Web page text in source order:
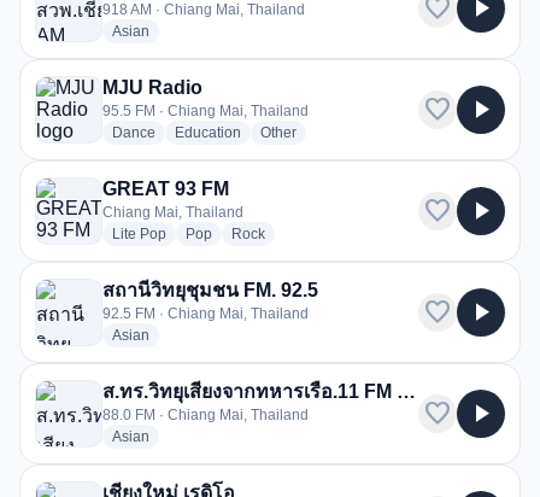
918 AM · Chiang Mai, Thailand
Asian
favorite play_arrow
MJU Radio
95.5 FM · Chiang Mai, Thailand
Dance radio stations
Education radio stations
Otherradio stations
favorite play_arrow
GREAT 93 FM
Chiang Mai, Thailand
Lite Popradio stations
Popradio stations
Rockradio stations
favorite play_arrow
สถานีวิทยุชุมชน FM. 92.5
92.5 FM · Chiang Mai, Thailand
Asian
favorite play_arrow
ส.ทร.วิทยุเสียงจากทหารเรือ.11 FM 88 เชียงใหม่
88.0 FM · Chiang Mai, Thailand
Asian
favorite play_arrow
เชียงใหม่ เรดิโอ